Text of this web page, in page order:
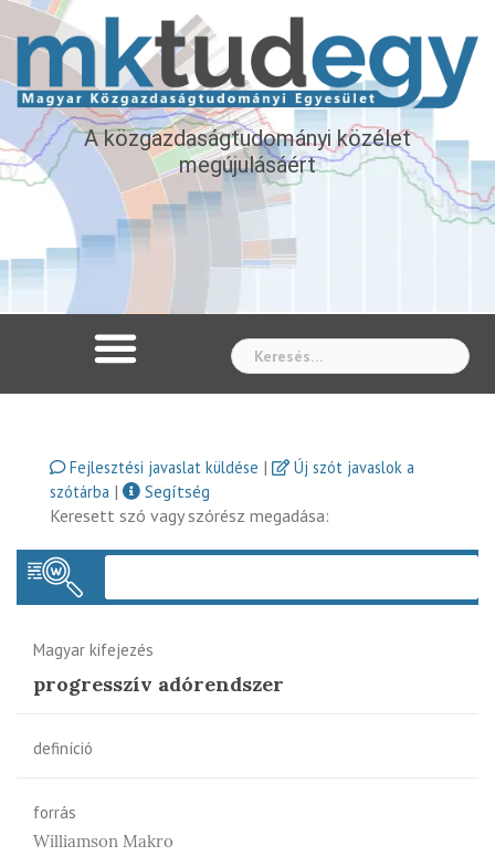
A közgazdaságtudományi közélet
megújulásáért
Fejlesztési javaslat küldése |
Új szót javaslok a
szótárba |
Segítség
Keresett szó vagy szórész megadása:
Magyar kifejezés
progresszív adórendszer
definíció
forrás
Williamson Makro